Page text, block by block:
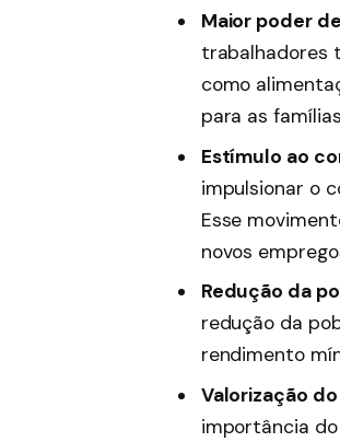
Maior poder
trabalhadores
como
para as
Estímulo ao
impulsionar o
Esse
novos
Redução da
redução da
rendimento
Valorização
importância